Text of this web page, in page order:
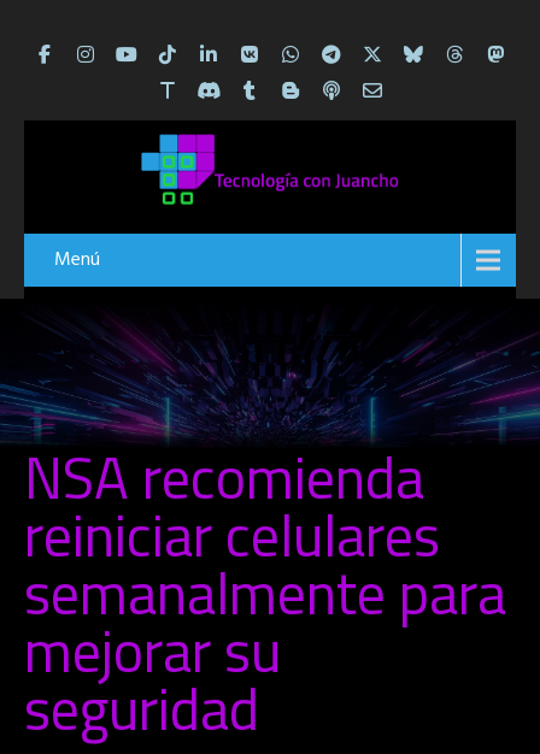
Menú
NSA recomienda
reiniciar celulares
semanalmente para
mejorar su
seguridad